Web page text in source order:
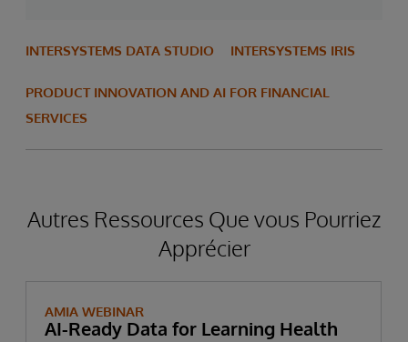
INTERSYSTEMS DATA STUDIO INTERSYSTEMS IRIS
PRODUCT INNOVATION AND AI FOR FINANCIAL
SERVICES
Autres Ressources Que vous Pourriez
Apprécier
AMIA WEBINAR
AI-Ready Data for Learning Health